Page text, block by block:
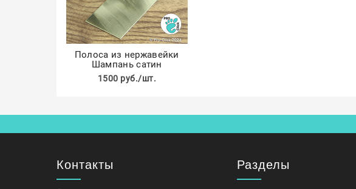
Полоса из нержавейки
Шампань сатин
1500 руб./шт.
Контакты Разделы